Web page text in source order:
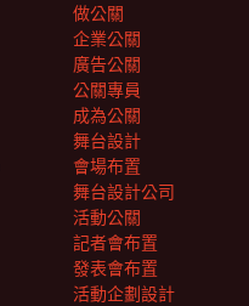
做公關
企業公關
廣告公關
公關專員
成為公關
舞台設計
會場布置
舞台設計公司
活動公關
記者會布置
發表會布置
活動企劃設計